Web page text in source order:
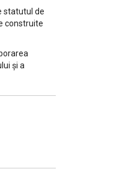
statutul de
construite
și a